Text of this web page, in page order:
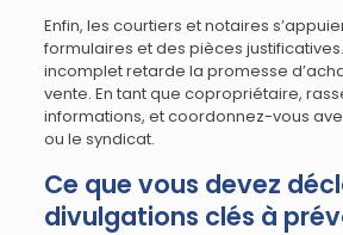
Enfin, les courtiers et notaires
formulaires et des pièces
incomplet retarde la promesse
vente. En tant que copropriétaire,
informations, et coordonnez-vous
ou le syndicat.
Ce que vous devez
divulgations clés à